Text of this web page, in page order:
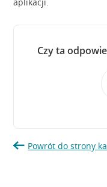
Czy ta
Powrót do strony